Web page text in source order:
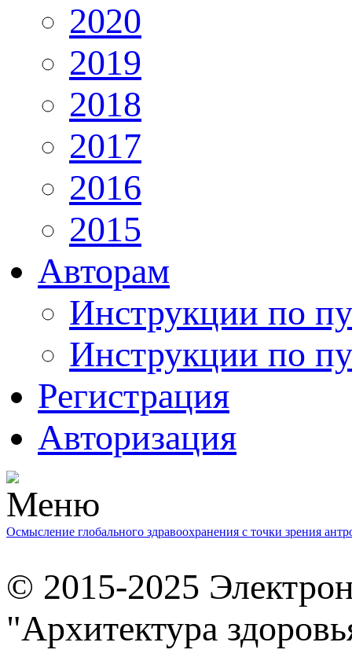
2020
2019
2018
2017
2016
2015
Авторам
Инструкции по
Инструкции по
Регистрация
Авторизация
Осмысление глобального здравоохранения с точки зрения
© 2015-2025
"Архитектура